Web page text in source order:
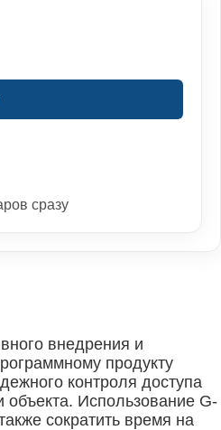
сразу
внедрения и
продукту
контроля доступа
объекта. Использование G-
сократить время на